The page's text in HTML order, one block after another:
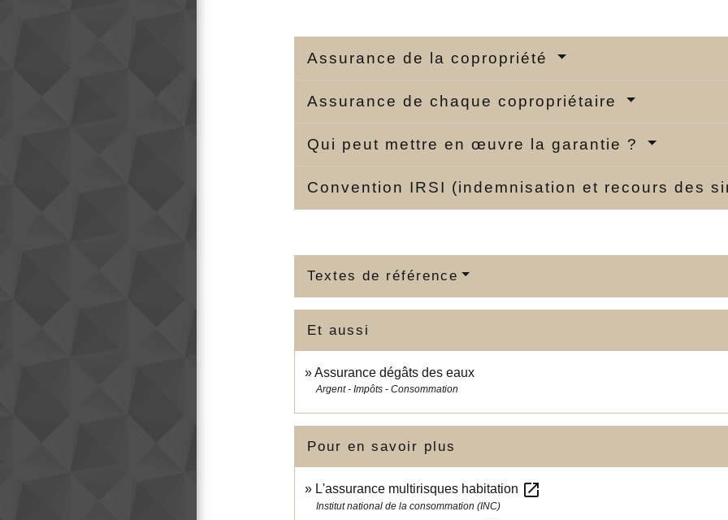
Assurance de la copropriété
Assurance de chaque copropriétaire
Qui peut mettre en œuvre la garantie ?
Convention IRSI (indemnisation et recours des
Textes de référence
Et aussi
Assurance dégâts des eaux
Argent - Impôts - Consommation
Pour en savoir plus
L'assurance multirisques habitation open_in_new
Institut national de la consommation (INC)